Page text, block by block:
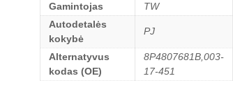
Gamintojas
TW
Autodetalės
kokybė
PJ
Alternatyvus
kodas (OE)
8P4807681B,003-
17-451